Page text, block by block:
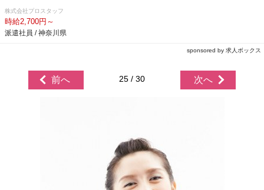
株式会社プロスタッフ
時給2,700円～
派遣社員 / 神奈川県
sponsored by 求人ボックス
前へ 25 / 30 次へ